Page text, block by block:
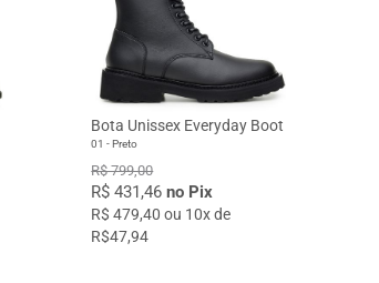
Bota Unissex Everyday Boot
01 - Preto
R$ 799,00
R$ 431,46no Pix
R$ 479,40 ou 10x de
R$47,94